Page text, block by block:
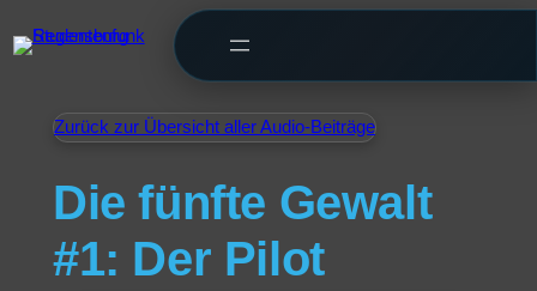
Zurück zur Übersicht aller Audio-Beiträge
Die fünfte Gewalt
#1: Der Pilot